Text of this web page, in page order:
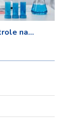
na...